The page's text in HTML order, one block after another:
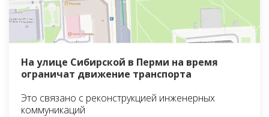
На улице Сибирской в Перми на время
ограничат движение транспорта
Это связано с реконструкцией инженерных
коммуникаций